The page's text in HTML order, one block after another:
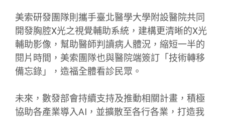
美索研發團隊則攜手臺北醫學大學附設醫院共同
開發胸腔X光之視覺輔助系統，建構更清晰的X光
輔助影像，幫助醫師判讀病人體況，縮短一半的
閱片時間，美索團隊也與醫院端簽訂「技術轉移
備忘錄」，造福全體看診民眾。
未來，數發部會持續支持及推動相關計畫，積極
協助各產業導入AI，並擴散至各行各業，打造我